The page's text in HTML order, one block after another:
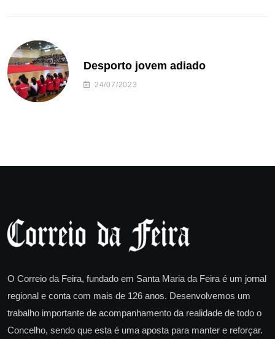
Desporto jovem adiado
24/07/2023
O Correio da Feira, fundado em Santa Maria da Feira é um jornal
regional e conta com mais de 126 anos. Desenvolvemos um
trabalho importante de acompanhamento da realidade de todo o
Concelho, sendo que esta é uma aposta para manter e reforçar.